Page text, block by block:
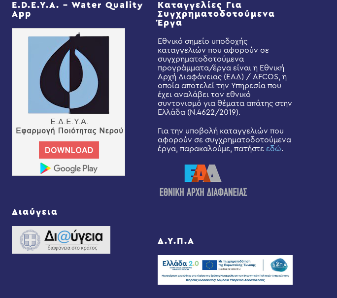
E.D.E.Y.A. – Water Quality
App
Διαύγεια
Καταγγελίες Για
Συγχρηματοδοτούμενα
Έργα
Εθνικό σημείο υποδοχής
καταγγελιών που αφορούν σε
συγχρηματοδοτούμενα
προγράμματα/έργα είναι η Εθνική
Αρχή Διαφάνειας (ΕΑΔ) / AFCOS, η
οποία αποτελεί την Υπηρεσία που
έχει αναλάβει τον εθνικό
συντονισμό για θέματα απάτης στην
Ελλάδα (Ν.4622/2019).
Για την υποβολή καταγγελιών που
αφορούν σε συγχρηματοδοτούμενα
έργα, παρακαλούμε, πατήστε εδώ.
Δ.Υ.Π.Α